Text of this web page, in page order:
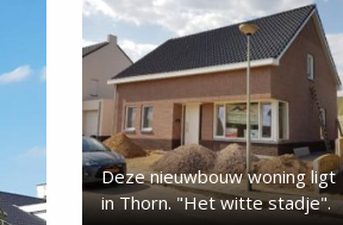
Deze nieuwbouw woning ligt
in Thorn. "Het witte stadje".